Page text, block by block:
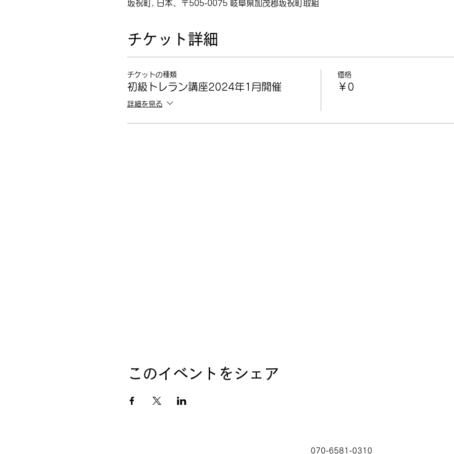
坂祝町, 日本、〒505-0075 岐阜県加茂郡坂祝町取組
チケット詳細
チケットの種類
初級トレラン講座2024年1月開催
詳細を見る
価格
￥0
このイベントをシェア
070-6581-0310